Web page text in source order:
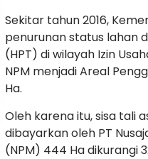
Sekitar tahun 2016,
penurunan status lahan
(HPT) di wilayah Izin
NPM menjadi Areal
Ha.
Oleh karena itu, sisa tali
dibayarkan oleh PT
(NPM) 444 Ha dikurangi